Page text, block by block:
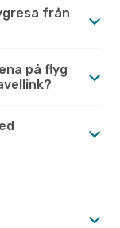
från
på flyg